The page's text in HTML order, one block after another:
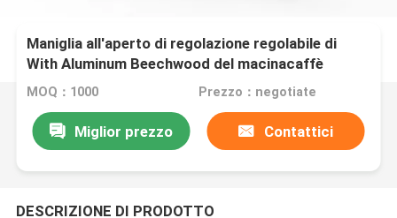
Maniglia all'aperto di regolazione regolabile di
With Aluminum Beechwood del macinacaffè
MOQ：1000 Prezzo：negotiate
Miglior prezzo Contattici
DESCRIZIONE DI PRODOTTO